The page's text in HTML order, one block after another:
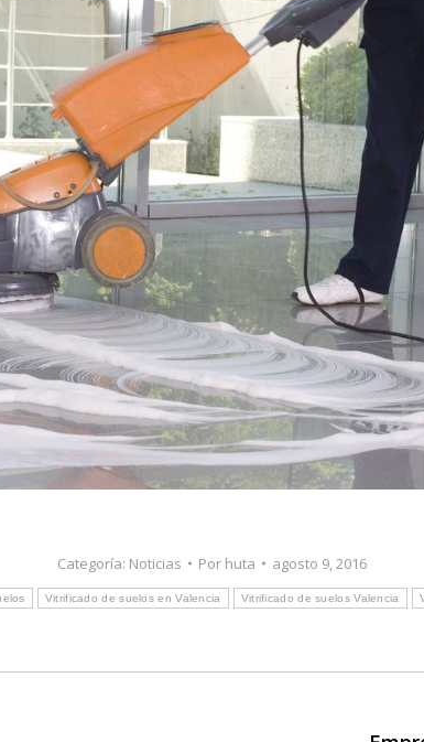
Categoría: Noticias Por huta
agosto 9, 2016
Vitrificado de suelos en Valencia Vitrificado de suelos Valencia